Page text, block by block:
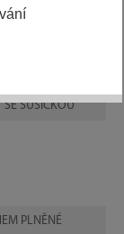
SE SUŠIČKOU
PLNĚNÉ